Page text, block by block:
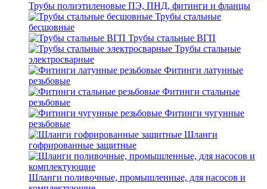
Трубы полиэтиленовые ПЭ, ПНД, фитинги и фланцы
Трубы стальные
бесшовные
Трубы стальные ВГП
Трубы стальные
электросварные
Фитинги латунные
резьбовые
Фитинги стальные
резьбовые
Фитинги чугунные
резьбовые
Шланги
гофрированные защитные
Шланги поливочные, промышленные, для насосов и